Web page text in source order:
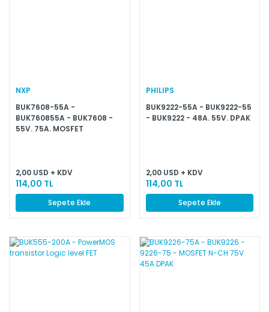
NXP
BUK7608-55A -
BUK760855A - BUK7608 -
55V. 75A. MOSFET
2,00 USD + KDV
114,00 TL
Sepete Ekle
PHILIPS
BUK9222-55A - BUK9222-55
- BUK9222 - 48A. 55V. DPAK
2,00 USD + KDV
114,00 TL
Sepete Ekle